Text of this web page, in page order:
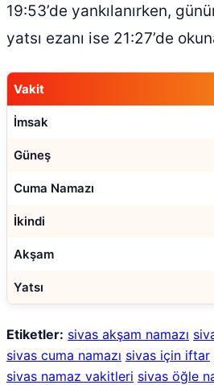
19:53’de yankılanırken,
yatsı ezanı ise 21:27’de
Vakit
İmsak
Güneş
Cuma Namazı
İkindi
Akşam
Yatsı
Etiketler: sivas akşam namazı
sivas cuma namazı sivas için iftar
sivas namaz vakitleri sivas öğle